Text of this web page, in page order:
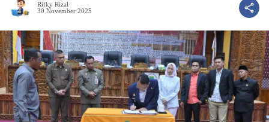
Rifky Rizal
30 November 2025